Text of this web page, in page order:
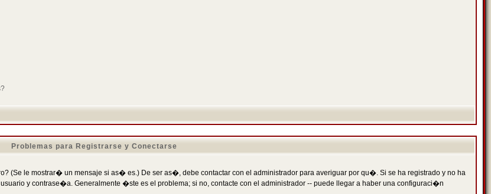
Problemas para Registrarse y Conectarse
(Se le mostrar� un mensaje si as� es.) De ser as�, debe contactar con el administrador para averiguar por qu�. Si se ha registrado y no ha
y contrase�a. Generalmente �ste es el problema; si no, contacte con el administrador -- puede llegar a haber una configuraci�n